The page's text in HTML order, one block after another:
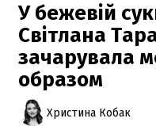
У бежевій
Світлана
зачарувала
образом
Христина Кобак